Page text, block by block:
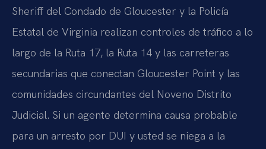
Sheriff del Condado de Gloucester y la Policía
Estatal de Virginia realizan controles de tráfico a lo
largo de la Ruta 17, la Ruta 14 y las carreteras
secundarias que conectan Gloucester Point y las
comunidades circundantes del Noveno Distrito
Judicial. Si un agente determina causa probable
para un arresto por DUI y usted se niega a la